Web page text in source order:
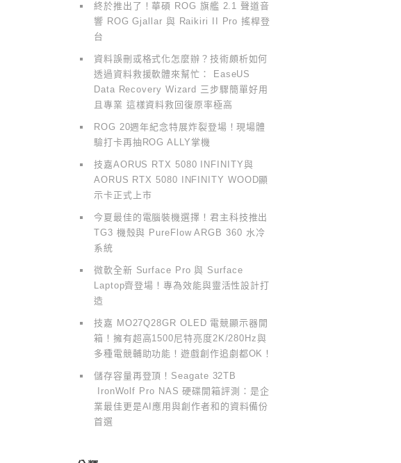
終於推出了！華碩 ROG 旗艦 2.1 聲道音
響 ROG Gjallar 與 Raikiri II Pro 搖桿登
台
資料誤刪或格式化怎麼辦？技術頗析如何
透過資料救援軟體來幫忙： EaseUS
Data Recovery Wizard 三步驟簡單好用
且專業 這樣資料救回復原率極高
ROG 20週年紀念特展炸裂登場！現場體
驗打卡再抽ROG ALLY掌機
技嘉AORUS RTX 5080 INFINITY與
AORUS RTX 5080 INFINITY WOOD顯
示卡正式上市
今夏最佳的電腦裝機選擇！君主科技推出
TG3 機殼與 PureFlow ARGB 360 水冷
系統
微軟全新 Surface Pro 與 Surface
Laptop齊登場！專為效能與靈活性設計打
造
技嘉 MO27Q28GR OLED 電競顯示器開
箱！擁有超高1500尼特亮度2K/280Hz與
多種電競輔助功能！遊戲創作追劇都OK！
儲存容量再登頂！Seagate 32TB
IronWolf Pro NAS 硬碟開箱評測：是企
業最佳更是AI應用與創作者和的資料備份
首選